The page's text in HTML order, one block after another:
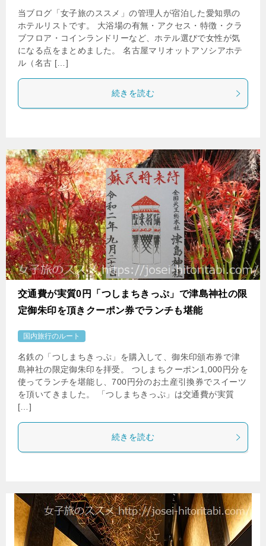
当ブログ「女子旅のススメ」の管理人が宿泊した愛知県の
ホテルリストです。 大浴場の有無・アクセス・特徴・クラ
ブフロア・コインランドリーなど、ホテル選びで女性が気
になる点をまとめました。 名古屋マリオットアソシアホテ
ル（名古 […]
続きを読む
交通費が実質0円「つしまちきっぷ」で津島神社の限
定御朱印を頂きクーポン券でランチも堪能
国内旅行のルート
名鉄の「つしまちきっぷ」を購入して、御朱印頒布券で津
島神社の限定御朱印を拝受。 つしまちクーポン1,000円分を
使ってランチを堪能し、700円分のお土産引換券でスイーツ
を頂いてきました。 「つしまちきっぷ」は交通費が実質
[…]
続きを読む